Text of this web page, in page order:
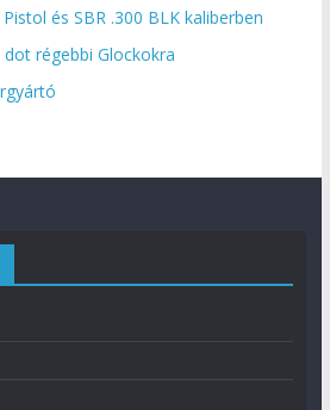
és SBR .300 BLK kaliberben
régebbi Glockokra